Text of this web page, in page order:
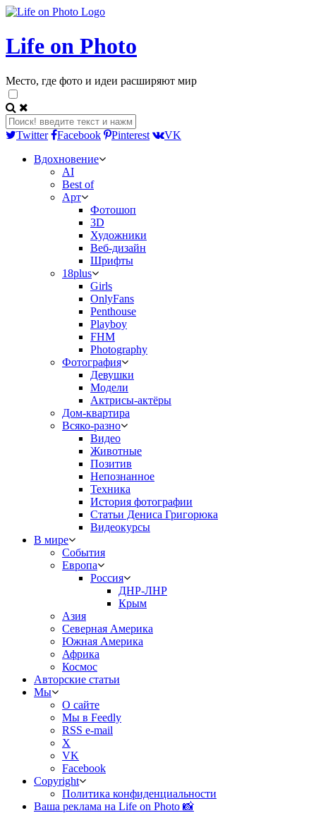
Life on Photo
Место, где фото и идеи расширяют мир
Twitter Facebook Pinterest
VK
Вдохновение
AI
Best of
Арт
Фотошоп
3D
Художники
Веб-дизайн
Шрифты
18plus
Girls
OnlyFans
Penthouse
Playboy
FHM
Photography
Фотография
Девушки
Модели
Актрисы-актёры
Дом-квартира
Всяко-разно
Видео
Животные
Позитив
Непознанное
Техника
История фотографии
Статьи Дениса Григорюка
Видеокурсы
В мире
События
Европа
Россия
ДНР-ЛНР
Крым
Азия
Северная Америка
Южная Америка
Африка
Космос
Авторские статьи
Мы
О сайте
Мы в Feedly
RSS e-mail
X
VK
Facebook
Copyright
Политика конфиденциальности
Ваша реклама на Life on Photo 📸